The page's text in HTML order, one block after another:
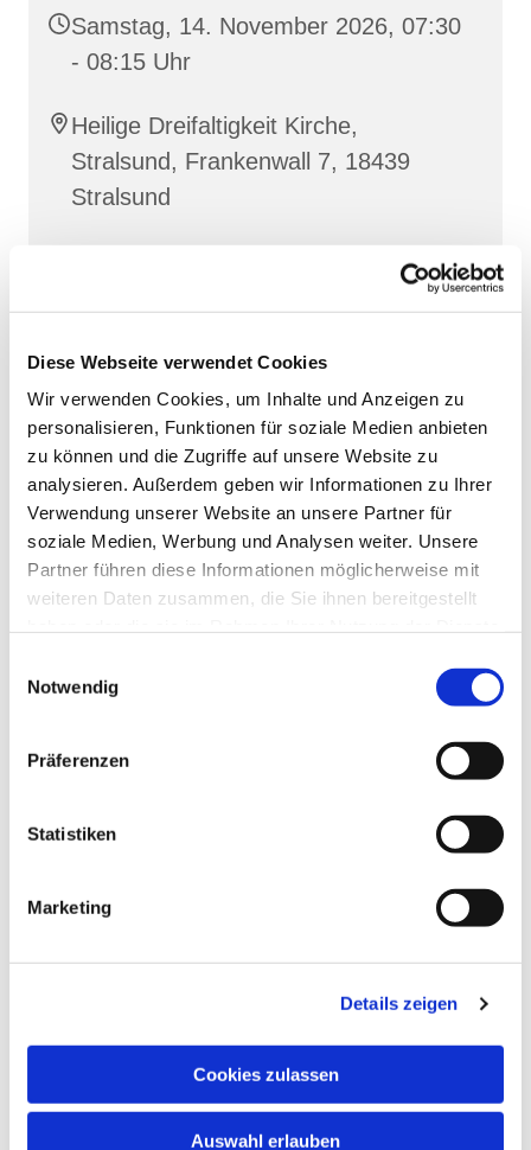
Diese Webseite verwendet Cookies
Wir verwenden Cookies, um Inhalte und Anzeigen zu
personalisieren, Funktionen für soziale Medien anbieten
zu können und die Zugriffe auf unsere Website zu
analysieren. Außerdem geben wir Informationen zu Ihrer
Verwendung unserer Website an unsere Partner für
soziale Medien, Werbung und Analysen weiter. Unsere
Partner führen diese Informationen möglicherweise mit
weiteren Daten zusammen, die Sie ihnen bereitgestellt
Notwendig
Präferenzen
Statistiken
Marketing
Details zeigen
Cookies zulassen
Auswahl erlauben
Samstag, 14. November 2026, 07:30
- 08:15 Uhr
Heilige Dreifaltigkeit Kirche,
Stralsund, Frankenwall 7, 18439
Stralsund
Lesehore
und die Laudes
. Dazu hören wir das
stiller Meditation.
ZumMitbetenempfehlen wirstundengebet.de
das auch als kostenloseAndroid- undiOS-App
zur Verfügung steht.
Dies könnte Sie auch
interessieren